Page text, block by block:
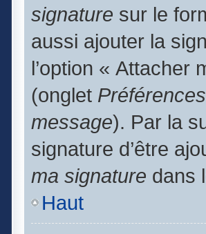
signature sur le
aussi ajouter la
l’option « Attacher
(onglet
message). Par la
signature d’être
ma signature dans
Haut